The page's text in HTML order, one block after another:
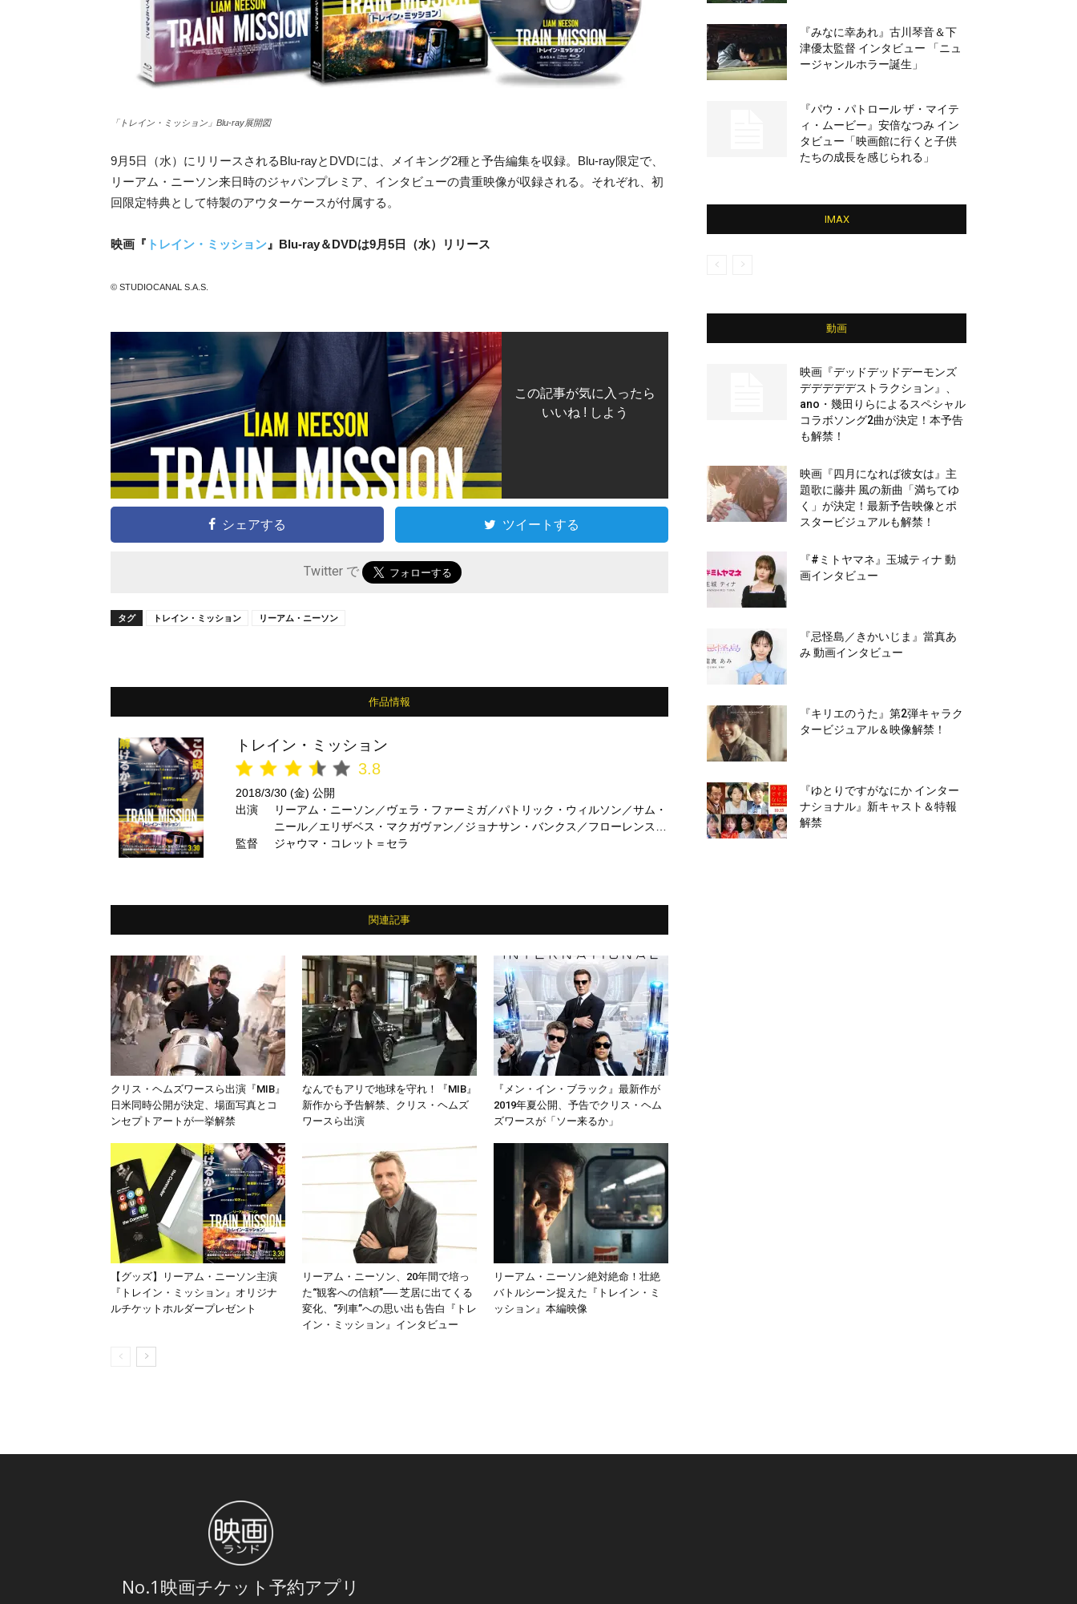
「トレイン・ミッション」Blu-ray展開図
9月5日（水）にリリースされるBlu-rayとDVDには、メイキング2種と予告編集を収録。Blu-ray限定で、
リーアム・ニーソン来日時のジャパンプレミア、 インタビューの貴重映像が収録される。それぞれ、 初
回限定特典として特製のアウターケースが付属する。
映画『 トレイン・ミッション 』Blu-ray＆DVDは9月5日（水）リリース
© STUDIOCANAL S.A.S.
この記事が気に入ったら
いいね ! しよう
シェアする ツイートする
Twitter で
タグ トレイン・ミッション リーアム・ニーソン
作品情報
トレイン・ミッション
3.8
2018/3/30 (金) 公開
出演
リーアム・ニーソン／ヴェラ・ファーミガ／パトリック・ウィルソン／サム・
ニール／エリザベス・マクガヴァン／ジョナサン・バンクス／フローレンス・
ビュー ほか
監督 ジャウマ・コレット＝セラ
関連記事
クリス・ヘムズワースら出演『MIB』
日米同時公開が決定、場面写真とコ
ンセプトアートが一挙解禁
なんでもアリで地球を守れ！『MIB』
新作から予告解禁、クリス・ヘムズ
ワースら出演
『メン・イン・ブラック』最新作が
2019年夏公開、予告でクリス・ヘム
ズワースが「ソー来るか」
【グッズ】リーアム・ニーソン主演
『トレイン・ミッション』オリジナ
ルチケットホルダープレゼント
リーアム・ニーソン、20年間で培っ
た“観客への信頼”── 芝居に出てくる
変化、“列車”への思い出も告白『トレ
イン・ミッション』インタビュー
リーアム・ニーソン絶対絶命！壮絶
バトルシーン捉えた『トレイン・ミ
ッション』本編映像
『みなに幸あれ』古川琴音＆下
津優太監督 インタビュー 「ニュ
ージャンルホラー誕生」
『パウ・パトロール ザ・マイテ
ィ・ムービー』安倍なつみ イン
タビュー「映画館に行くと子供
たちの成長を感じられる」
IMAX
動画
映画『デッドデッドデーモンズ
デデデデデストラクション』、
ano・幾田りらによるスペシャル
コラボソング2曲が決定！本予告
も解禁！
映画『四月になれば彼女は』主
題歌に藤井 風の新曲「満ちてゆ
く」が決定！最新予告映像とポ
スタービジュアルも解禁！
『#ミトヤマネ』玉城ティナ 動
画インタビュー
『忌怪島／きかいじま』當真あ
み 動画インタビュー
『キリエのうた』第2弾キャラク
タービジュアル＆映像解禁！
『ゆとりですがなにか インター
ナショナル』新キャスト＆特報
解禁
No.1映画チケット予約アプリ